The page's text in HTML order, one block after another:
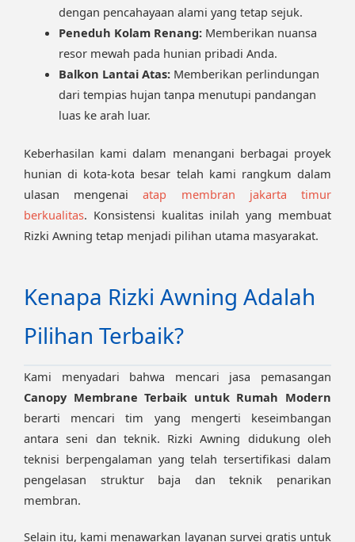
dengan pencahayaan alami yang tetap sejuk.
Peneduh Kolam Renang:Memberikan nuansa
resor mewah pada hunian pribadi Anda.
Balkon Lantai Atas:Memberikan perlindungan
dari tempias hujan tanpa menutupi pandangan
luas ke arah luar.
Keberhasilan kami dalam menangani berbagai proyek
hunian di kota-kota besar telah kami rangkum dalam
ulasan mengenaiatap membran jakarta timur
berkualitas. Konsistensi kualitas inilah yang membuat
Rizki Awning tetap menjadi pilihan utama masyarakat.
Kenapa Rizki Awning Adalah
Pilihan Terbaik?
Kami menyadari bahwa mencari jasa pemasangan
Canopy Membrane Terbaik untuk Rumah Modern
berarti mencari tim yang mengerti keseimbangan
antara seni dan teknik. Rizki Awning didukung oleh
teknisi berpengalaman yang telah tersertifikasi dalam
pengelasan struktur baja dan teknik penarikan
membran.
Selain itu, kami menawarkan layanan survei gratis untuk